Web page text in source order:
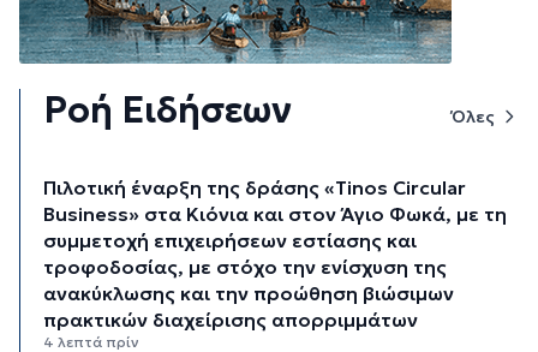
Ροή Ειδήσεων Όλες
Πιλοτική έναρξη της δράσης «Tinos Circular
Business» στα Κιόνια και στον Άγιο Φωκά, με τη
συμμετοχή επιχειρήσεων εστίασης και
τροφοδοσίας, με στόχο την ενίσχυση της
ανακύκλωσης και την προώθηση βιώσιμων
πρακτικών διαχείρισης απορριμμάτων
4 λεπτά πρίν